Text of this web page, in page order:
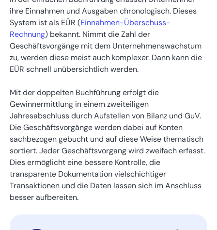
ihre Einnahmen und Ausgaben chronologisch. Dieses
System ist als EÜR (Einnahmen-Überschuss-
Rechnung) bekannt. Nimmt die Zahl der
Geschäftsvorgänge mit dem Unternehmenswachstum
zu, werden diese meist auch komplexer. Dann kann die
EÜR schnell unübersichtlich werden.
Mit der doppelten Buchführung erfolgt die
Gewinnermittlung in einem zweiteiligen
Jahresabschluss durch Aufstellen von Bilanz und GuV.
Die Geschäftsvorgänge werden dabei auf Konten
sachbezogen gebucht und auf diese Weise thematisch
sortiert. Jeder Geschäftsvorgang wird zweifach erfasst.
Dies ermöglicht eine bessere Kontrolle, die
transparente Dokumentation vielschichtiger
Transaktionen und die Daten lassen sich im Anschluss
besser aufbereiten.